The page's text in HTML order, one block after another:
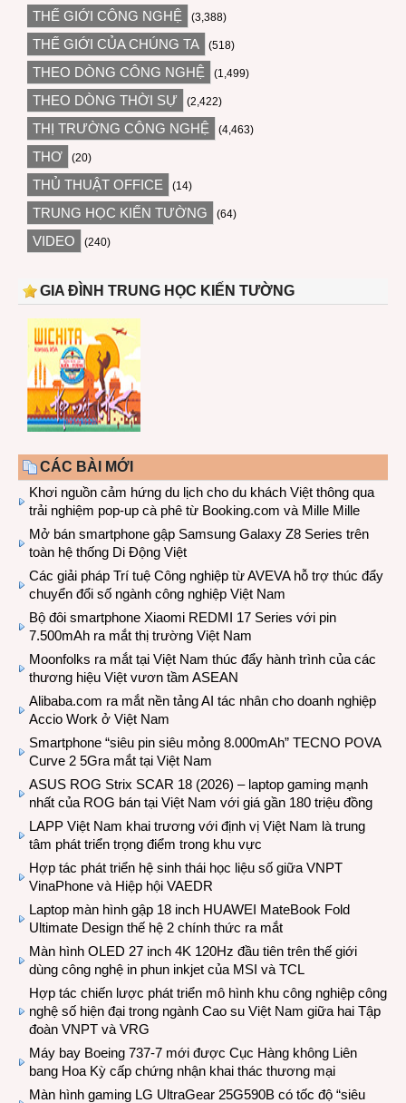
THẾ GIỚI CÔNG NGHỆ (3,388)
THẾ GIỚI CỦA CHÚNG TA (518)
THEO DÒNG CÔNG NGHỆ (1,499)
THEO DÒNG THỜI SỰ (2,422)
THỊ TRƯỜNG CÔNG NGHỆ (4,463)
THƠ (20)
THỦ THUẬT OFFICE (14)
TRUNG HỌC KIẾN TƯỜNG (64)
VIDEO (240)
GIA ĐÌNH TRUNG HỌC KIẾN TƯỜNG
CÁC BÀI MỚI
Khơi nguồn cảm hứng du lịch cho du khách Việt thông qua
trải nghiệm pop-up cà phê từ Booking.com và Mille Mille
Mở bán smartphone gập Samsung Galaxy Z8 Series trên
toàn hệ thống Di Động Việt
Các giải pháp Trí tuệ Công nghiệp từ AVEVA hỗ trợ thúc đẩy
chuyển đổi số ngành công nghiệp Việt Nam
Bộ đôi smartphone Xiaomi REDMI 17 Series với pin
7.500mAh ra mắt thị trường Việt Nam
Moonfolks ra mắt tại Việt Nam thúc đẩy hành trình của các
thương hiệu Việt vươn tầm ASEAN
Alibaba.com ra mắt nền tảng AI tác nhân cho doanh nghiệp
Accio Work ở Việt Nam
Smartphone “siêu pin siêu mỏng 8.000mAh” TECNO POVA
Curve 2 5Gra mắt tại Việt Nam
ASUS ROG Strix SCAR 18 (2026) – laptop gaming mạnh
nhất của ROG bán tại Việt Nam với giá gần 180 triệu đồng
LAPP Việt Nam khai trương với định vị Việt Nam là trung
tâm phát triển trọng điểm trong khu vực
Hợp tác phát triển hệ sinh thái học liệu số giữa VNPT
VinaPhone và Hiệp hội VAEDR
Laptop màn hình gập 18 inch HUAWEI MateBook Fold
Ultimate Design thế hệ 2 chính thức ra mắt
Màn hình OLED 27 inch 4K 120Hz đầu tiên trên thế giới
dùng công nghệ in phun inkjet của MSI và TCL
Hợp tác chiến lược phát triển mô hình khu công nghiệp công
nghệ số hiện đại trong ngành Cao su Việt Nam giữa hai Tập
đoàn VNPT và VRG
Máy bay Boeing 737-7 mới được Cục Hàng không Liên
bang Hoa Kỳ cấp chứng nhận khai thác thương mại
Màn hình gaming LG UltraGear 25G590B có tốc độ “siêu